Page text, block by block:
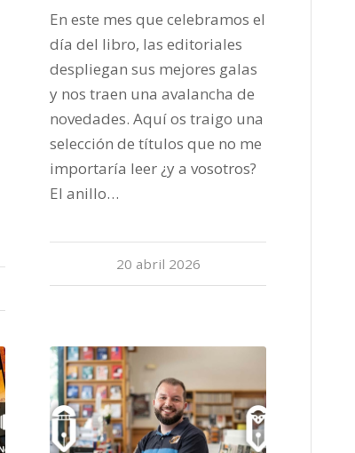
En este mes que celebramos el
día del libro, las editoriales
despliegan sus mejores galas
y nos traen una avalancha de
novedades. Aquí os traigo una
selección de títulos que no me
importaría leer ¿y a vosotros?
El anillo…
20 abril 2026